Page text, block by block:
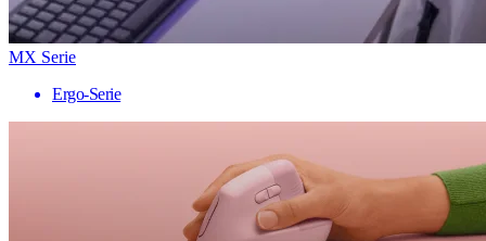
MX Serie
Ergo-Serie